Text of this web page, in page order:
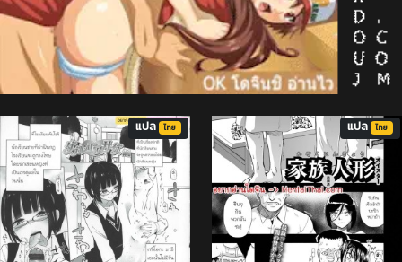
แปล ไทย แปล ไทย